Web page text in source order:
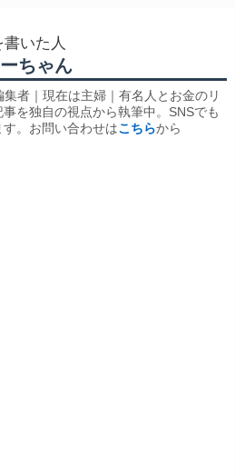
いた人
ちゃん
集者｜現在は主婦｜有名人とお金のリ
を独自の視点から執筆中。SNSでも
。お問い合わせはこちらから